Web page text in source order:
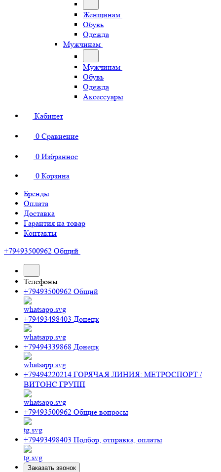
Женщинам
Обувь
Одежда
Мужчинам
Мужчинам
Обувь
Одежда
Аксессуары
Кабинет
0 Сравнение
0 Избранное
0 Корзина
Бренды
Оплата
Доставка
Гарантия на товар
Контакты
+79493500962 Общий
Телефоны
+79493500962 Общий
+79493498403 Донецк
+79494339868 Донецк
+79494220214 ГОРЯЧАЯ ЛИНИЯ: МЕТРОСПОРТ /
ВИТОНС ГРУПП
+79493500962 Общие вопросы
+79493498403 Подбор, отправка, оплаты
Заказать звонок